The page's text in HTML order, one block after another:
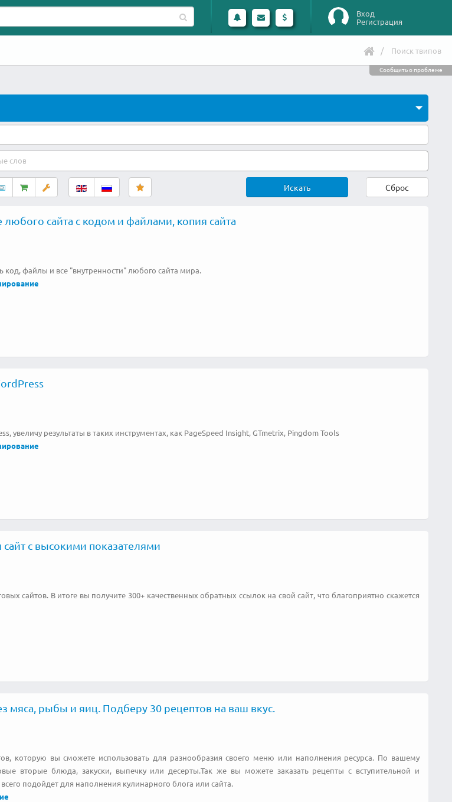
Вход
Регистрация
Поиск твипов
Сообщить о проблеме
Искать Сброс
сайта с кодом и файлами, копия сайта
код, файлы и все "внутренности" любого сайта мира.
увеличу результаты в таких инструментах, как PageSpeed Insight, GTmetrix, Pingdom Tools
с высокими показателями
сайтов. В итоге вы получите 300+ качественных обратных ссылок на свой сайт, что благоприятно скажется
мяса, рыбы и яиц. Подберу 30 рецептов на ваш вкус.
которую вы сможете использовать для разнообразия своего меню или наполнения ресурса. По вашему
вторые блюда, закуски, выпечку или десерты.Так же вы можете заказать рецепты с вступительной и
подойдет для наполнения кулинарного блога или сайта.